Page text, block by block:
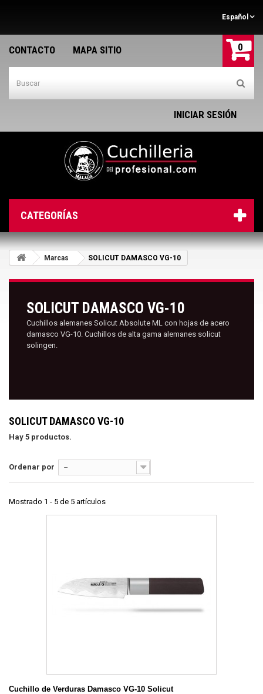
Español
CONTACTO MAPA SITIO 0
INICIAR SESIÓN
CATEGORÍAS
Marcas SOLICUT DAMASCO VG-10
SOLICUT DAMASCO VG-10
Cuchillos alemanes Solicut Absolute ML con hojas de acero
damasco VG-10. Cuchillos de alta gama alemanes solicut
solingen.
SOLICUT DAMASCO VG-10
Hay 5 productos.
Ordenar por --
Mostrado 1 - 5 de 5 artículos
Cuchillo de Verduras Damasco VG-10 Solicut